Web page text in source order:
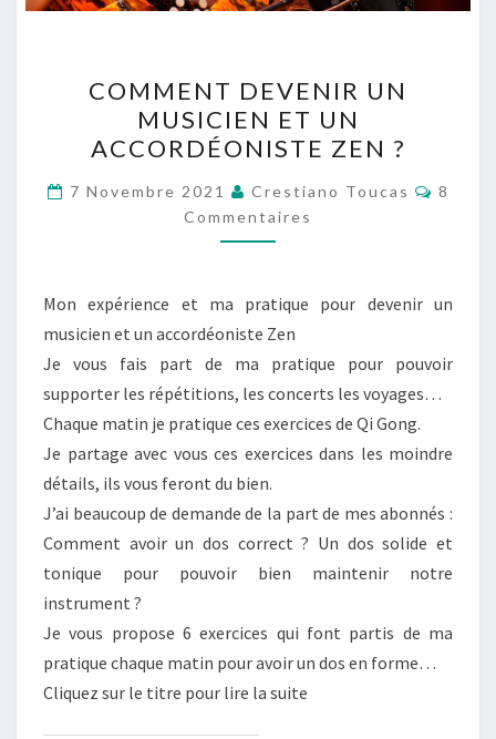
DEVENIR
UN
MUSICIEN
ET
UN
ACCORDÉONISTE
?
COMMENT DEVENIR UN
MUSICIEN ET UN
ACCORDÉONISTE ZEN ?
7 Novembre 2021 Crestiano Toucas
8
Commentaires
Mon expérience et ma pratique pour devenir un
musicien et un accordéoniste Zen
Je vous fais part de ma pratique pour pouvoir
supporter les répétitions, les concerts les voyages…
Chaque matin je pratique ces exercices de Qi Gong.
Je partage avec vous ces exercices dans les moindre
détails, ils vous feront du bien.
J’ai beaucoup de demande de la part de mes abonnés :
Comment avoir un dos correct ? Un dos solide et
tonique pour pouvoir bien maintenir notre
instrument ?
Je vous propose 6 exercices qui font partis de ma
pratique chaque matin pour avoir un dos en forme…
Cliquez sur le titre pour lire la suite